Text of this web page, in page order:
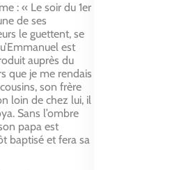
: « Le soir du 1er
de ses
le guettent, se
est
auprès du
que je me rendais
son frère
loin de chez lui, il
Sans l’ombre
papa est
baptisé et fera sa